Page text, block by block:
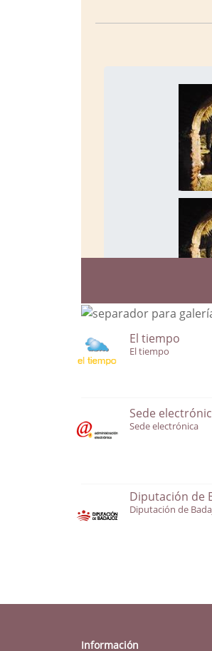
El tiempo
El tiempo
Sede
Sede electrónica
Diputación de
Diputación de
Información